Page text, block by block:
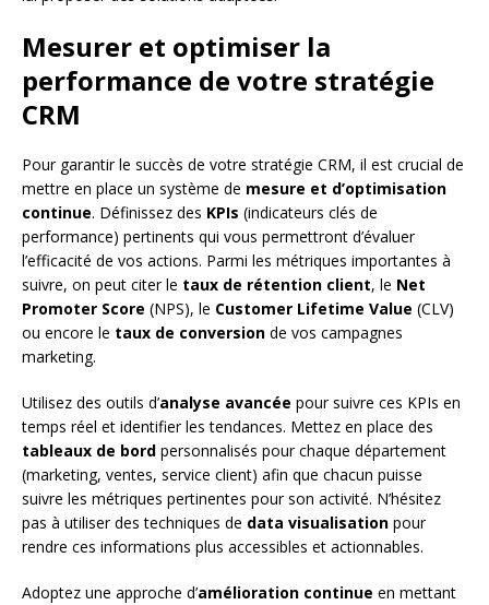
Mesurer et optimiser la
performance de votre stratégie
CRM
Pour garantir le succès de votre stratégie CRM, il est crucial de
mettre en place un système de mesure et d’optimisation
continue. Définissez des KPIs (indicateurs clés de
performance) pertinents qui vous permettront d’évaluer
l’efficacité de vos actions. Parmi les métriques importantes à
suivre, on peut citer le taux de rétention client, le Net
Promoter Score (NPS), le Customer Lifetime Value (CLV)
ou encore le taux de conversion de vos campagnes
marketing.
Utilisez des outils d’analyse avancée pour suivre ces KPIs en
temps réel et identifier les tendances. Mettez en place des
tableaux de bord personnalisés pour chaque département
(marketing, ventes, service client) afin que chacun puisse
suivre les métriques pertinentes pour son activité. N’hésitez
pas à utiliser des techniques de data visualisation pour
rendre ces informations plus accessibles et actionnables.
Adoptez une approche d’amélioration continue en mettant